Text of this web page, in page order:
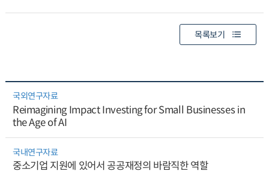
목록보기
국외연구자료
Reimagining Impact Investing for Small Businesses in
the Age of AI
국내연구자료
중소기업 지원에 있어서 공공재정의 바람직한 역할